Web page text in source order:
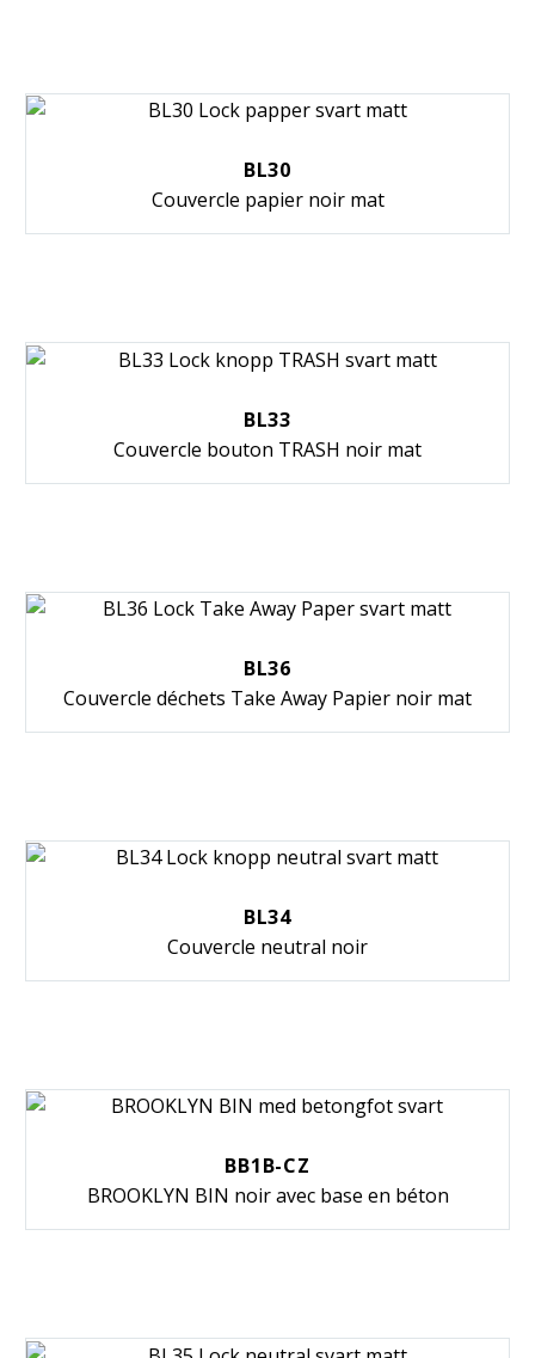
BL30
Couvercle papier noir mat
BL33
Couvercle bouton TRASH noir mat
BL36
Couvercle déchets Take Away Papier noir mat
BL34
Couvercle neutral noir
BB1B-CZ
BROOKLYN BIN noir avec base en béton